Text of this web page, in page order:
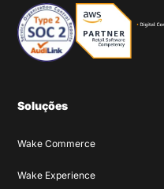
Soluções
Wake Commerce
Wake Experience